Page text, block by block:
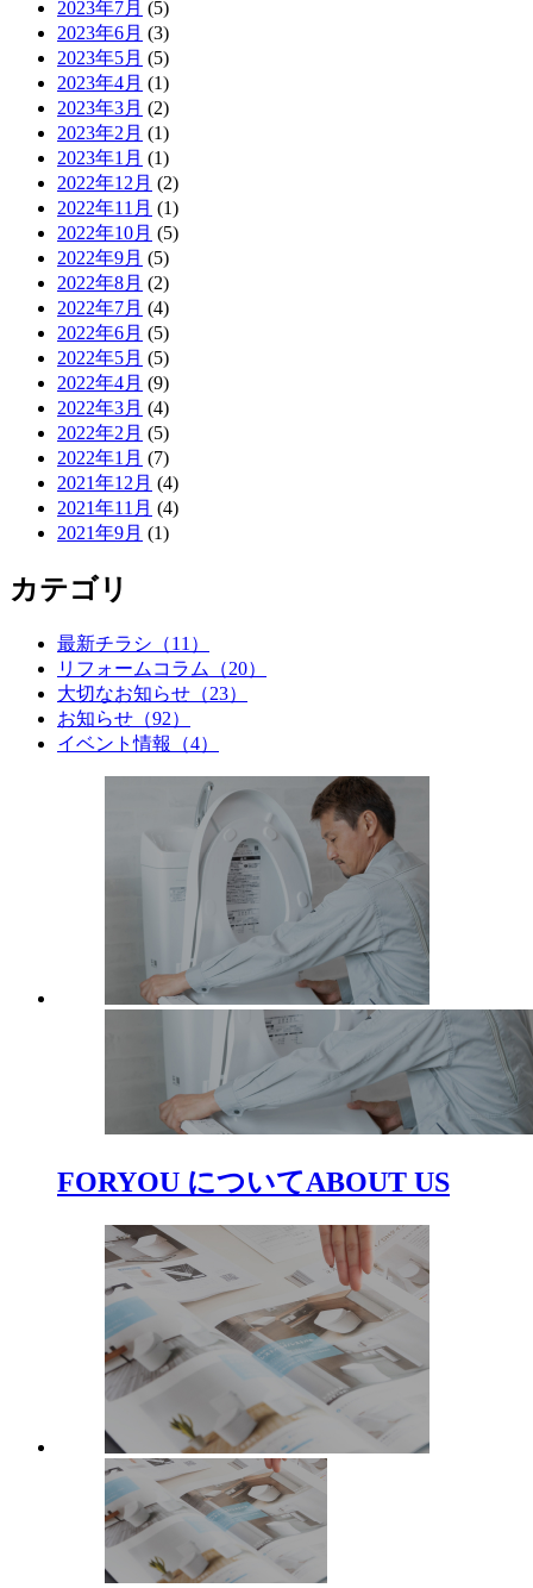
2023年7月 (5)
2023年6月 (3)
2023年5月 (5)
2023年4月 (1)
2023年3月 (2)
2023年2月 (1)
2023年1月 (1)
2022年12月 (2)
2022年11月 (1)
2022年10月 (5)
2022年9月 (5)
2022年8月 (2)
2022年7月 (4)
2022年6月 (5)
2022年5月 (5)
2022年4月 (9)
2022年3月 (4)
2022年2月 (5)
2022年1月 (7)
2021年12月 (4)
2021年11月 (4)
2021年9月 (1)
カテゴリ
最新チラシ（11）
リフォームコラム（20）
大切なお知らせ（23）
お知らせ（92）
イベント情報（4）
FORYOU についてABOUT US